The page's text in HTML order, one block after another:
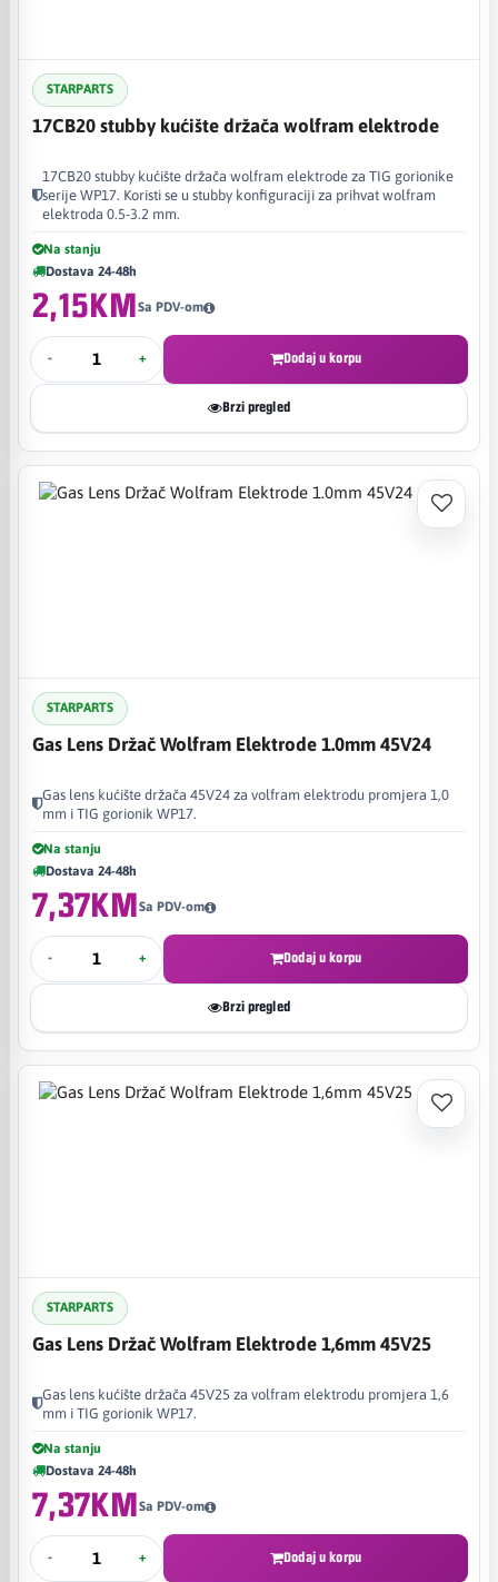
STARPARTS
17CB20 stubby kućište držača wolfram elektrode
17CB20 stubby kućište držača wolfram elektrode za TIG gorionike
serije WP17. Koristi se u stubby konfiguraciji za prihvat wolfram
elektroda 0.5-3.2 mm.
Na stanju
Dostava 24-48h
2,15KMSa PDV-om
- + Dodaj u korpu
Brzi pregled
STARPARTS
Gas Lens Držač Wolfram Elektrode 1.0mm 45V24
Gas lens kućište držača 45V24 za volfram elektrodu promjera 1,0
mm i TIG gorionik WP17.
Na stanju
Dostava 24-48h
7,37KMSa PDV-om
- + Dodaj u korpu
Brzi pregled
STARPARTS
Gas Lens Držač Wolfram Elektrode 1,6mm 45V25
Gas lens kućište držača 45V25 za volfram elektrodu promjera 1,6
mm i TIG gorionik WP17.
Na stanju
Dostava 24-48h
7,37KMSa PDV-om
- + Dodaj u korpu